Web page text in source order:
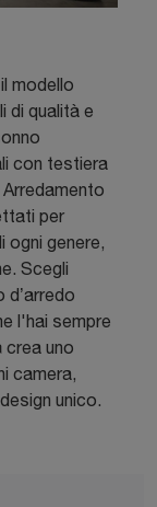
modello
di qualità e
con testiera
per
ogni genere,
Scegli
l'hai sempre
crea uno
camera,
unico.